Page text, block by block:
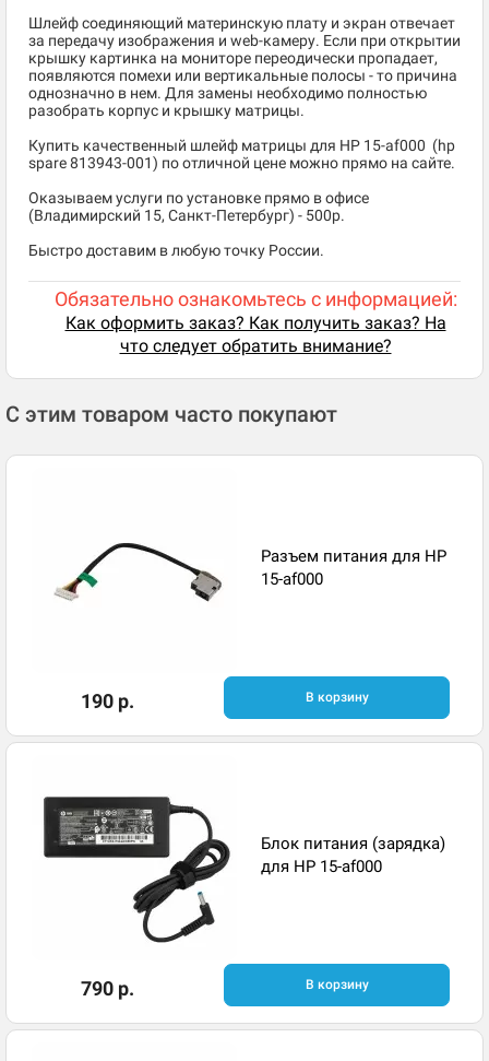
Шлейф соединяющий материнскую плату и экран отвечает
за передачу изображения и web-камеру. Если при открытии
крышку картинка на мониторе переодически пропадает,
появляются помехи или вертикальные полосы - то причина
однозначно в нем. Для замены необходимо полностью
разобрать корпус и крышку матрицы.
Купить качественный шлейф матрицы для HP 15-af000 (hp
spare 813943-001) по отличной цене можно прямо на сайте.
Оказываем услуги по установке прямо в офисе
(Владимирский 15, Санкт-Петербург) - 500р.
Быстро доставим в любую точку России.
Обязательно ознакомьтесь с информацией:
Как оформить заказ? Как получить заказ? На
что следует обратить внимание?
С этим товаром часто покупают
Разъем питания для HP
15-af000
190 р. В корзину
Блок питания (зарядка)
для HP 15-af000
790 р. В корзину